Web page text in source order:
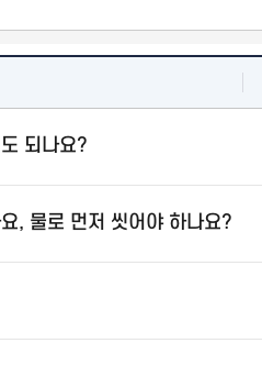
되나요?
, 물로 먼저 씻어야 하나요?